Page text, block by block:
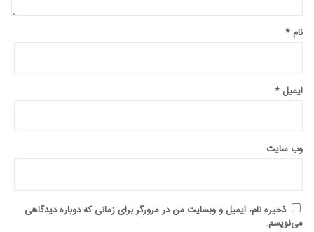
نام *
ایمیل *
وب‌ سایت
ذخیره نام، ایمیل و وبسایت من در مرورگر برای زمانی که دوباره دیدگاهی
می‌نویسم.